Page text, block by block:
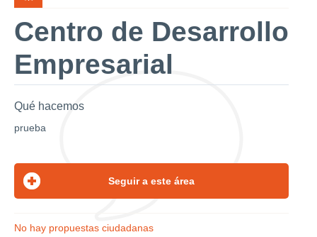
Centro de Desarrollo
Empresarial
Qué hacemos
prueba
No hay propuestas ciudadanas